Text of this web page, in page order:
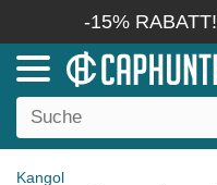
-15% RABATT!
Kangol